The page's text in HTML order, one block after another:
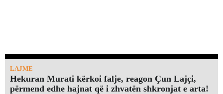
LAJME
Hekuran Murati kërkoi falje, reagon Çun Lajçi,
përmend edhe hajnat që i zhvatën shkronjat e arta!￼